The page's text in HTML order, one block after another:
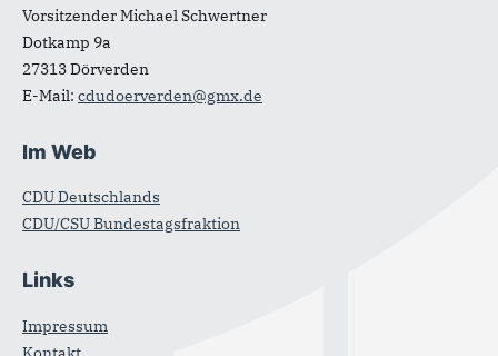
Vorsitzender Michael Schwertner
Dotkamp 9a
27313Dörverden
E-Mail: cdudoerverden@gmx.de
Im Web
CDU Deutschlands
CDU/CSU Bundestagsfraktion
Links
Impressum